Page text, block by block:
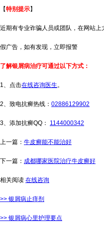
【特别提示】
近期有专业诈骗人员或团队，在网站
假广告，如有发现，立即报警
了解银屑病治疗可通过以下方式：
1、点击在线咨询医生。
2、致电抗癣热线： 02886129902
3、添加抗癣QQ： 1144000342
上一篇： 牛皮癣能不能治好
下一篇： 成都哪家医院治疗牛皮癣好
相关阅读 在线咨询
>> 银屑病止痒剂
>> 银屑病心里护理要点